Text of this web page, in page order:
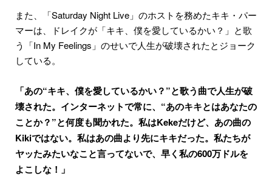
また、「Saturday Night Live」のホストを務めたキキ・パー
マーは、ドレイクが「キキ、僕を愛しているかい？」と歌
う「In My Feelings」のせいで人生が破壊されたとジョーク
している。
「あの“キキ、僕を愛しているかい？”と歌う曲で人生が破
壊された。インターネットで常に、“あのキキとはあなたの
ことか？”と何度も聞かれた。私はKekeだけど、あの曲の
Kikiではない。私はあの曲より先にキキだった。私たちが
ヤッたみたいなこと言ってないで、早く私の600万ドルを
よこしな！」